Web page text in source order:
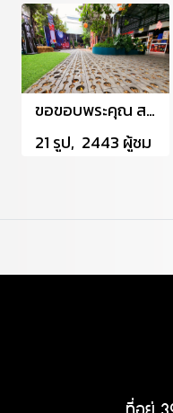
ขอขอบพระคุณ สายใหม อเวนิล
21 รูป, 2443 ผู้ชม